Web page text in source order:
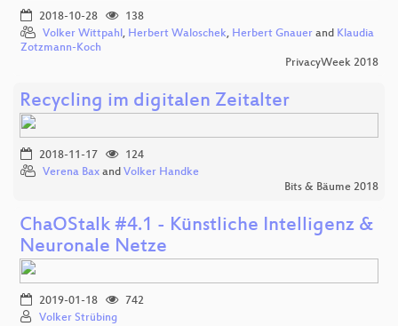
2018-10-28
138
Volker Wittpahl, Herbert Waloschek, Herbert Gnauer and Klaudia
Zotzmann-Koch
PrivacyWeek 2018
Recycling im digitalen Zeitalter
2018-11-17
124
Verena Bax and Volker Handke
Bits & Bäume 2018
ChaOStalk #4.1 - Künstliche Intelligenz &
Neuronale Netze
2019-01-18
742
Volker Strübing